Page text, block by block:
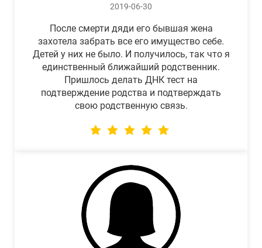
2019-06-30
После смерти дяди его бывшая жена
захотела забрать все его имущество себе.
Детей у них не было. И получилось, так что я
единственный ближайший родственник.
Пришлось делать ДНК тест на
подтверждение родства и подтверждать
свою родственную связь.